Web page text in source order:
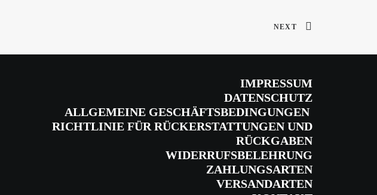
NEXT
IMPRESSUM
DATENSCHUTZ
ALLGEMEINE GESCHÄFTSBEDINGUNGEN
RICHTLINIE FÜR RÜCKERSTATTUNGEN UND
RÜCKGABEN
WIDERRUFSBELEHRUNG
ZAHLUNGSARTEN
VERSANDARTEN